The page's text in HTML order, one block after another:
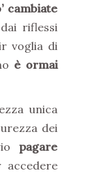
cambiate
riflessi
voglia di
è ormai
unica
dei
pagare